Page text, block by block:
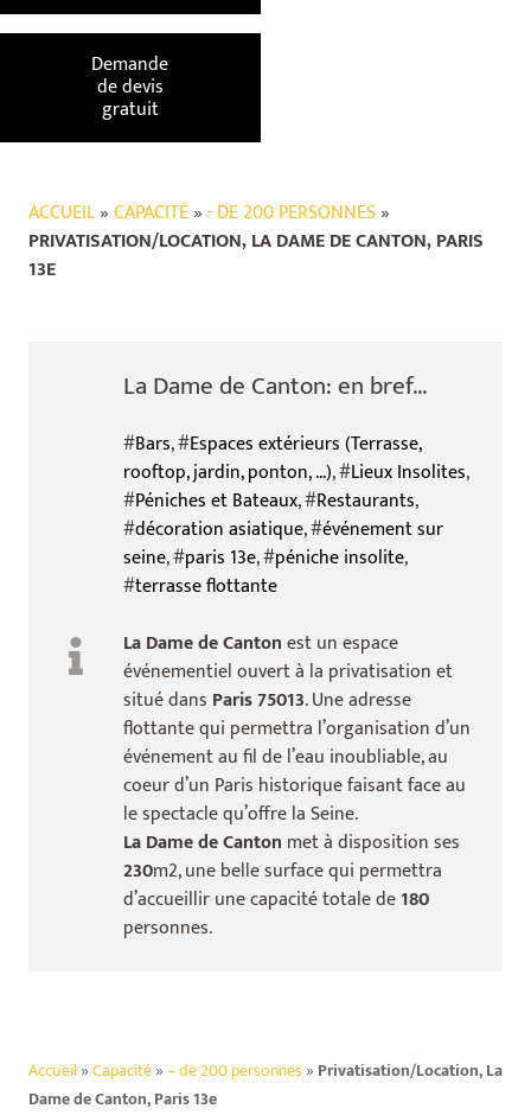
Demande
de devis
gratuit
ACCUEIL»CAPACITÉ»- DE 200 PERSONNES»
PRIVATISATION/LOCATION, LA DAME DE CANTON, PARIS
13E
La Dame de Canton: en bref...
#Bars, #Espaces extérieurs (Terrasse,
rooftop, jardin, ponton, ...), #Lieux Insolites,
#Péniches et Bateaux, #Restaurants,
#décoration asiatique, #événement sur
seine, #paris 13e, #péniche insolite,
#terrasse flottante
La Dame de Cantonest un espace
événementiel ouvert à la privatisation et
situé dans Paris 75013. Une adresse
flottante qui permettra l’organisation d’un
événement au fil de l’eau inoubliable, au
coeur d’un Paris historique faisant face au
le spectacle qu’offre la Seine.
La Dame de Canton met à disposition ses
230m2, une belle surface qui permettra
d’accueillir une capacité totale de180
personnes.
Accueil»Capacité»– de 200 personnes » Privatisation/Location, La
Dame de Canton, Paris 13e